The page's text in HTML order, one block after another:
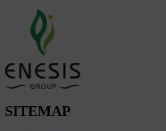
SITEMAP